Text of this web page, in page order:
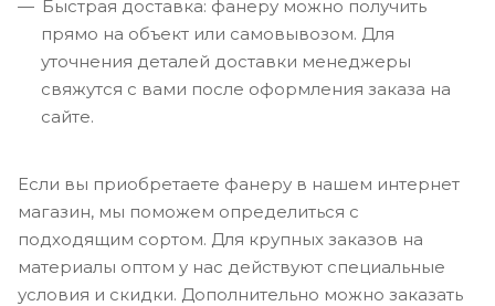
Быстрая доставка: фанеру можно получить
прямо на объект или самовывозом. Для
уточнения деталей доставки менеджеры
свяжутся с вами после оформления заказа на
сайте.
Если вы приобретаете фанеру в нашем интернет
магазин, мы поможем определиться с
подходящим сортом. Для крупных заказов на
материалы оптом у нас действуют специальные
условия и скидки. Дополнительно можно заказать